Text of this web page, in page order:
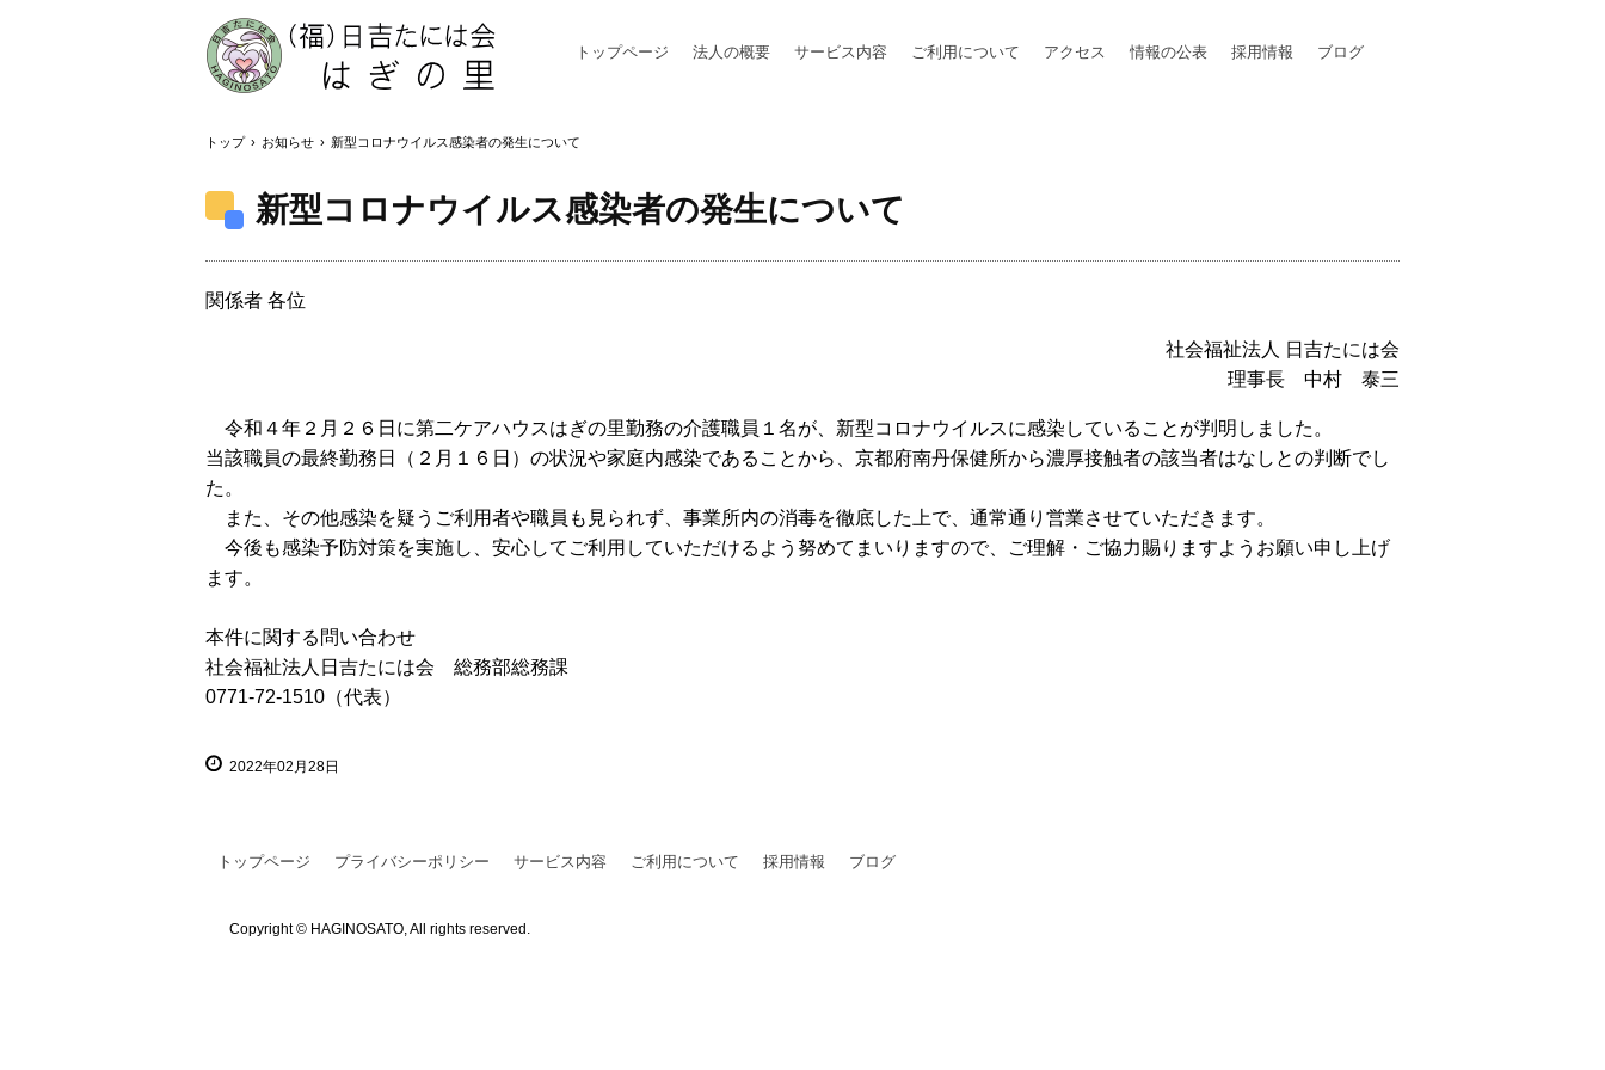
トップページ 法人の概要 サービス内容 ご利用について アクセス 情報の公表 採用情報 ブログ
トップ › お知らせ › 新型コロナウイルス感染者の発生について
新型コロナウイルス感染者の発生について
関係者 各位
社会福祉法人 日吉たには会
理事長 中村 泰三
令和４年２月２６日に第二ケアハウスはぎの里勤務の介護職員１名が、新型コロナウイルスに感染していることが判明しました。
当該職員の最終勤務日（２月１６日）の状況や家庭内感染であることから、京都府南丹保健所から濃厚接触者の該当者はなしとの判断でし
た。
また、その他感染を疑うご利用者や職員も見られず、事業所内の消毒を徹底した上で、通常通り営業させていただきます。
今後も感染予防対策を実施し、安心してご利用していただけるよう努めてまいりますので、ご理解・ご協力賜りますようお願い申し上げ
ます。
本件に関する問い合わせ
社会福祉法人日吉たには会 総務部総務課
0771-72-1510（代表）
2022年02月28日
トップページ プライバシーポリシー サービス内容 ご利用について 採用情報 ブログ
Copyright © HAGINOSATO, All rights reserved.